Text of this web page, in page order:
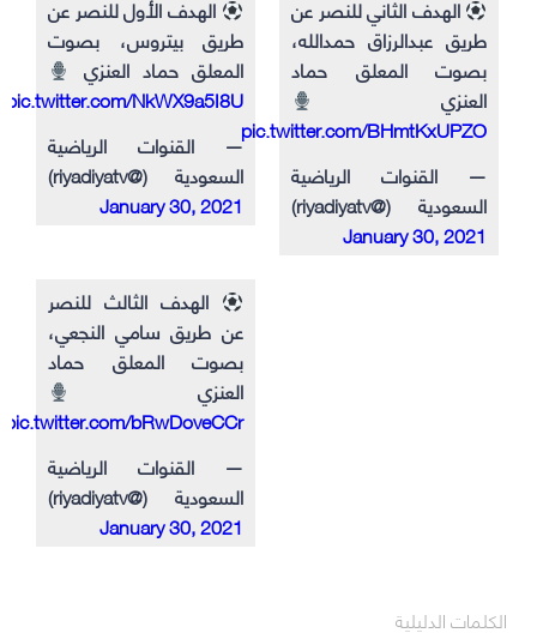
الهدف الأول للنصر عن
طريق بيتروس، بصوت
المعلق حماد العنزي
pic.twitter.com/NkWX9a5I8U
— القنوات الرياضية
السعودية (@riyadiyatv)
January 30, 2021
الهدف الثاني للنصر عن
طريق عبدالرزاق حمدالله،
بصوت المعلق حماد
العنزي
pic.twitter.com/BHmtKxUPZO
— القنوات الرياضية
السعودية (@riyadiyatv)
January 30, 2021
الهدف الثالث للنصر
عن طريق سامي النجعي،
بصوت المعلق حماد
العنزي
pic.twitter.com/bRwDoveCCr
— القنوات الرياضية
السعودية (@riyadiyatv)
January 30, 2021
الكلمات الدليلية